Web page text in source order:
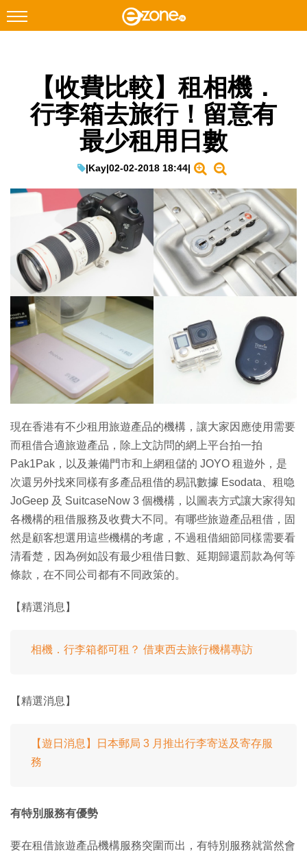
Facebook Instagram
科技焦點
教學評測
IT Times
生成式AI與雲端應用
Enterprise Digital Transformation
特集
【收費比較】租相機．
行李箱去旅行！留意有
最少租用日數
|Kay|02-02-2018 18:44|
現在香港有不少租用旅遊產品的機構，讓大家因應使用需要
而租借合適旅遊產品，除上文訪問的網上平台拍一拍
Pak1Pak，以及兼備門市和上網租儲的 JOYO 租遊外，是
次還另外找來同樣有多產品租借的易訊數據 Esodata、租喼
JoGeep 及 SuitcaseNow 3 個機構，以圖表方式讓大家得知
各機構的租借服務及收費大不同。有哪些旅遊產品租借，固
然是顧客想選用這些機構的考慮，不過租借細節同樣需要看
清看楚，因為例如設有最少租借日數、延期歸還罰款為何等
條款，在不同公司都有不同政策的。
【精選消息】
相機．行李箱都可租？ 借東西去旅行機構專訪
【精選消息】
【遊日消息】日本郵局 3 月推出行李寄送及寄存服
務
有特別服務有優勢
要在租借旅遊產品機構服務突圍而出，有特別服務就當然會